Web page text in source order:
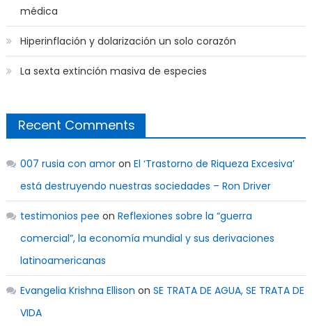
médica
Hiperinflación y dolarización un solo corazón
La sexta extinción masiva de especies
Recent Comments
007 rusia con amoron El ‘Trastorno de Riqueza Excesiva’
está destruyendo nuestras sociedades – Ron Driver
testimonios pee on Reflexiones sobre la “guerra
comercial”, la economía mundial y sus derivaciones
latinoamericanas
Evangelia Krishna Ellison on SE TRATA DE AGUA, SE TRATA DE
VIDA